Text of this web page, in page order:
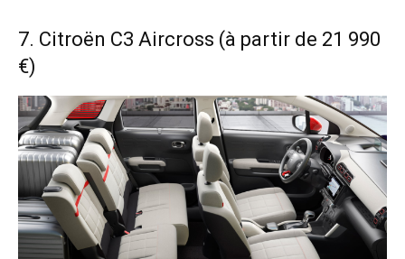
7. Citroën C3 Aircross (à partir de 21 990
€)